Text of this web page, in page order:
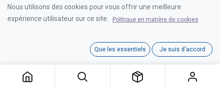
BARRES DE CHOCOLAT
Référence interne: C0501000
Nous utilisons des cookies pour vous offrir une meilleure
expérience utilisateur sur ce site.
Politique en matière de cookies
Que les essentiels Je suis d'accord